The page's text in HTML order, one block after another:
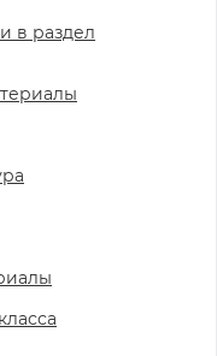
в раздел